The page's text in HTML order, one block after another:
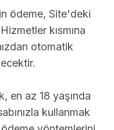
ödeme, Site'deki
kısmına
otomatik
en az 18 yaşında
kullanmak